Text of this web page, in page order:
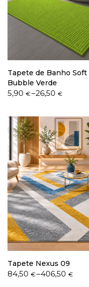
Tapete de Banho Soft
Bubble Verde
5,90 €–26,50€
Price
through
26,50 €
Tapete Nexus 09
84,50 €–406,50€
Price